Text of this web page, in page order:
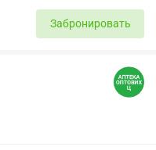
Забронировать